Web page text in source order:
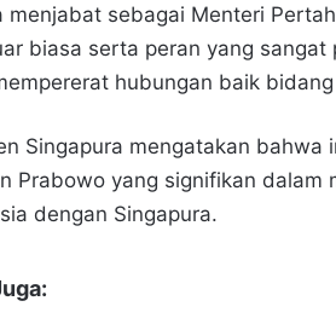
menjabat sebagai Menteri
biasa serta peran yang
hubungan baik
Singapura mengatakan
Prabowo yang signifikan dalam
dengan Singapura.